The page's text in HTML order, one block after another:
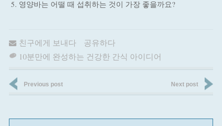
영양바는 어떨 때 섭취하는 것이 가장 좋을까요?
친구에게 보내다
공유하다
10분만에 완성하는 건강한 간식 아이디어
Previous post Next post